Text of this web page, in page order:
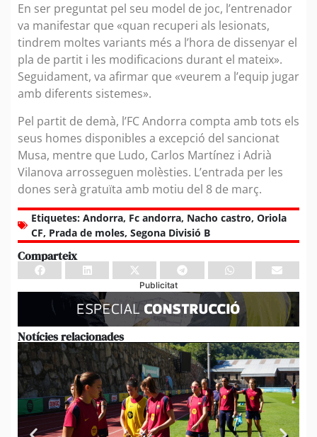
En ser preguntat pel seu model de joc, l’entrenador
va manifestar que «quan recuperi als lesionats,
tindrem moltes variants més a l’hora de dissenyar el
pla de partit i les modificacions durant el mateix».
Seguidament, va afirmar que «veurem a l’equip jugar
amb diferents sistemes».
Pel partit de demà, l’FC Andorra compta amb tots els
seus homes disponibles a excepció del sancionat
Musa, mentre que Ludo, Carlos Martínez i Adrià
Vilanova arrosseguen molèsties. L’entrada per les
dones serà gratuïta amb motiu del 8 de març.
Etiquetes: Andorra, Fc andorra, Nacho castro, Oriola
CF, Prada de moles, Segona Divisió B
Comparteix
Publicitat
Notícies relacionades